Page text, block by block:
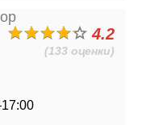
4.2
(133 оценки)